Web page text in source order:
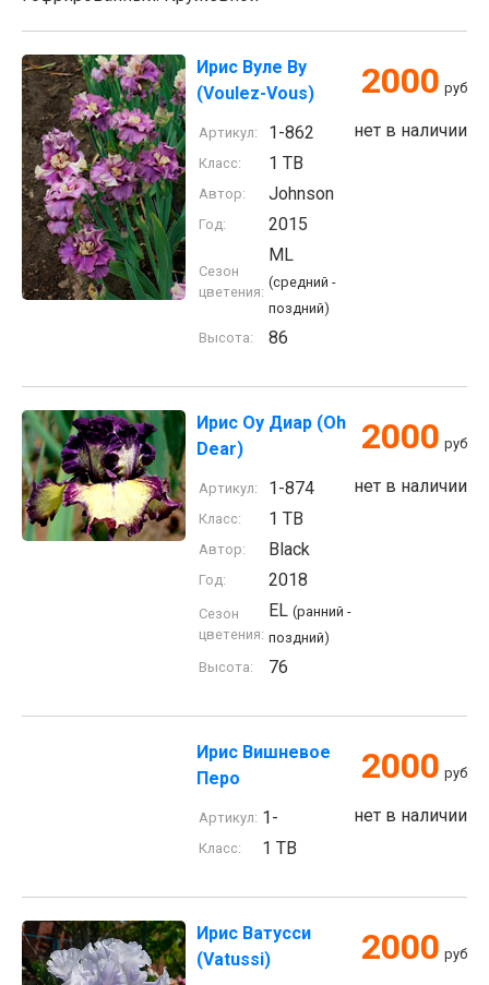
Ирис Вуле Ву
(Voulez-Vous)
2000 руб
нет в наличии
Артикул: 1-862
Класс: 1 TB
Автор: Johnson
Год: 2015
Сезон
цветения:
ML
(средний -
поздний)
Высота:
86
Ирис Оу Диар (Oh
Dear)
2000 руб
нет в наличии
Артикул: 1-874
Класс: 1 TB
Автор: Black
Год: 2018
Сезон
цветения:
EL (ранний -
поздний)
Высота:
76
Ирис Вишневое
Перо
2000 руб
нет в наличии
Артикул: 1-
Класс: 1 TB
Ирис Ватусси
(Vatussi)
2000 руб